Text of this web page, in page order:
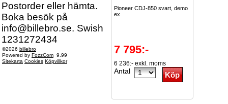
Postorder eller hämta.
Boka besök på
info@billebro.se. Swish
1231272434
©2026 billebro
Powered by FozzCom 9.99
Sitekarta Cookies Köpvillkor
Pioneer CDJ-850 svart, demo
ex
7 795:-
6 236:- exkl. moms
Antal